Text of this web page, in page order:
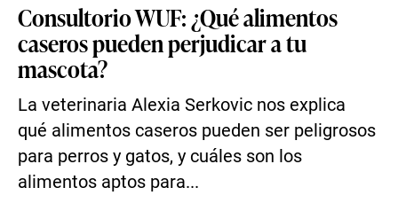
Consultorio WUF: ¿Qué alimentos
caseros pueden perjudicar a tu
mascota?
La veterinaria Alexia Serkovic nos explica
qué alimentos caseros pueden ser peligrosos
para perros y gatos, y cuáles son los
alimentos aptos para...